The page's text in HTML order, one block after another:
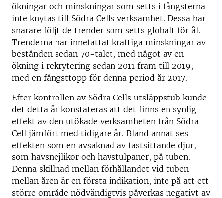
ökningar och minskningar som setts i fångsterna
inte knytas till Södra Cells verksamhet. Dessa har
snarare följt de trender som setts globalt för ål.
Trenderna har innefattat kraftiga minskningar av
bestånden sedan 70-talet, med något av en
ökning i rekrytering sedan 2011 fram till 2019,
med en fångsttopp för denna period år 2017.
Efter kontrollen av Södra Cells utsläppstub kunde
det detta år konstateras att det finns en synlig
effekt av den utökade verksamheten från Södra
Cell jämfört med tidigare år. Bland annat ses
effekten som en avsaknad av fastsittande djur,
som havsnejlikor och havstulpaner, på tuben.
Denna skillnad mellan förhållandet vid tuben
mellan åren är en första indikation, inte på att ett
större område nödvändigtvis påverkas negativt av